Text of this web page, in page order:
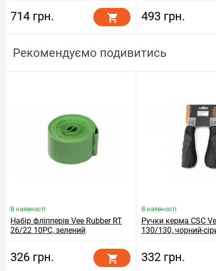
714 грн. 493 грн.
Рекомендуємо подивитись
В наявності
Набір фліпперів Vee Rubber RT
26/22 10PC, зелений
326 грн.
В наявності
Ручки керма CSC
130/130, чорний-
332 грн.